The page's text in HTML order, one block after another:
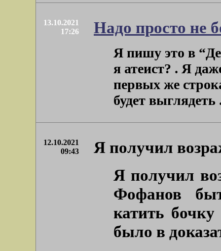
13.10.2021
17:26
Надо просто не
Я пишу это в
я атеист? . Я
первых же
будет выглядеть
12.10.2021
09:43
Я получил
Я получил
Фофанов
катить
было в